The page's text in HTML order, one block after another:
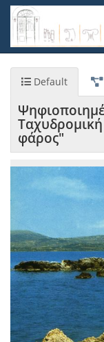
Παράκαμψη
προς
κυρίως
Default
φάρος"